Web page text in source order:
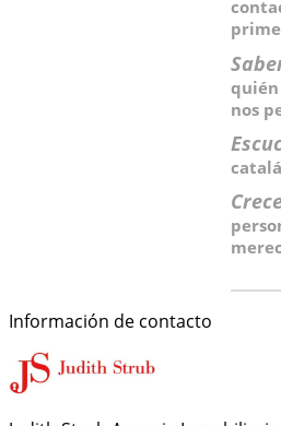
nos
Información de contacto